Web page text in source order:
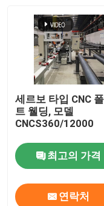
세르보 타입 CNC
트 웰딩, 모델
CNCS360/12000
최고의 가격
연락처